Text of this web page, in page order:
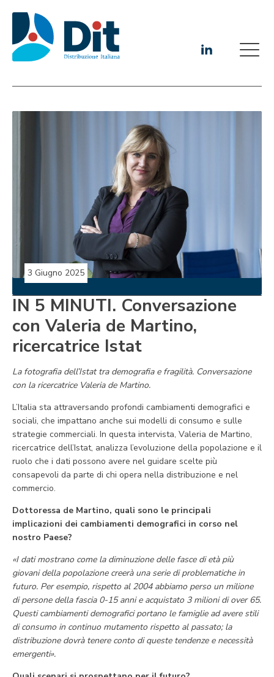
3 Giugno 2025
IN 5 MINUTI. Conversazione
con Valeria de Martino,
ricercatrice Istat
La fotografia dell’Istat tra demografia e fragilità. Conversazione
con la ricercatrice Valeria de Martino.
L’Italia sta attraversando profondi cambiamenti demografici e
sociali, che impattano anche sui modelli di consumo e sulle
strategie commerciali. In questa intervista, Valeria de Martino,
ricercatrice dell’Istat, analizza l’evoluzione della popolazione e il
ruolo che i dati possono avere nel guidare scelte più
consapevoli da parte di chi opera nella distribuzione e nel
commercio.
Dottoressa de Martino, quali sono le principali
implicazioni dei cambiamenti demografici in corso nel
nostro Paese?
«I dati mostrano come la diminuzione delle fasce di età più
giovani della popolazione creerà una serie di problematiche in
futuro. Per esempio, rispetto al 2004 abbiamo perso un milione
di persone della fascia 0-15 anni e acquistato 3 milioni di over 65.
Questi cambiamenti demografici portano le famiglie ad avere stili
di consumo in continuo mutamento rispetto al passato; la
distribuzione dovrà tenere conto di queste tendenze e necessità
emergenti».